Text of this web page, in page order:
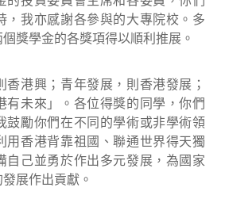
，我亦感謝各參與的大專院校。多
獎學金的各獎項得以順利推展。
興；青年發展，則香港發展；
有未來」。各位得獎的同學，你們
鼓勵你們在不同的學術或非學術領
用香港背靠祖國、聯通世界得天獨
自己並勇於作出多元發展，為國家
展作出貢獻。